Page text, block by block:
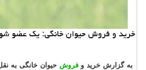
خرید و فروش حیوان خانگی: یك عضو
به گزارش خرید وفروش حیوان خانگی به